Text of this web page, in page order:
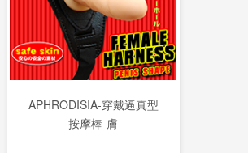
APHRODISIA-穿戴逼真型
按摩棒-膚